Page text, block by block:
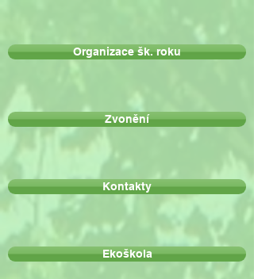
Organizace šk. roku
Zvonění
Kontakty
Ekoškola